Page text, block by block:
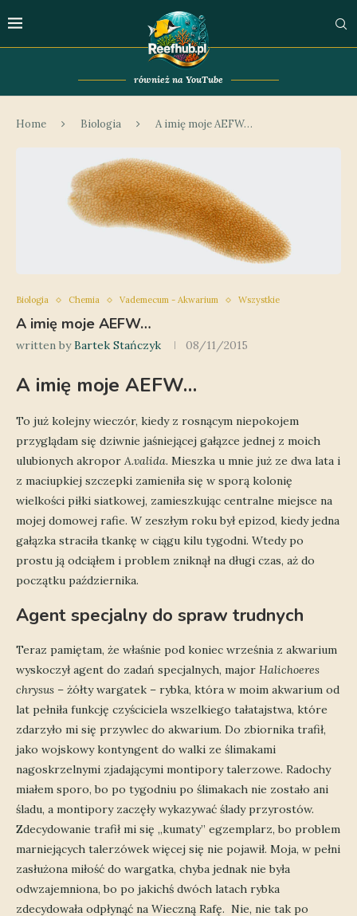
również na YouTube
Home Biologia A imię moje AEFW…
Biologia Chemia Vademecum - Akwarium Wszystkie
A imię moje AEFW…
written byBartek Stańczyk 08/11/2015
A imię moje AEFW…
To już kolejny wieczór, kiedy z rosnącym niepokojem
przyglądam się dziwnie jaśniejącej gałązce jednej z moich
ulubionych akropor A.valida. Mieszka u mnie już ze dwa lata i
z maciupkiej szczepki zamieniła się w sporą kolonię
wielkości piłki siatkowej, zamieszkując centralne miejsce na
mojej domowej rafie. W zeszłym roku był epizod, kiedy jedna
gałązka straciła tkankę w ciągu kilu tygodni. Wtedy po
prostu ją odciąłem i problem zniknął na długi czas, aż do
początku października.
Agent specjalny do spraw trudnych
Teraz pamiętam, że właśnie pod koniec września z akwarium
wyskoczył agent do zadań specjalnych, major Halichoeres
chrysus – żółty wargatek – rybka, która w moim akwarium od
lat pełniła funkcję czyściciela wszelkiego tałatajstwa, które
zdarzyło mi się przywlec do akwarium. Do zbiornika trafił,
jako wojskowy kontyngent do walki ze ślimakami
nagoskrzelnymi zjadającymi montipory talerzowe. Radochy
miałem sporo, bo po tygodniu po ślimakach nie zostało ani
śladu, a montipory zaczęły wykazywać ślady przyrostów.
Zdecydowanie trafił mi się „kumaty” egzemplarz, bo problem
marniejących talerzówek więcej się nie pojawił. Moja, w pełni
zasłużona miłość do wargatka, chyba jednak nie była
odwzajemniona, bo po jakichś dwóch latach rybka
zdecydowała odpłynąć na Wieczną Rafę. Nie, nie tak po